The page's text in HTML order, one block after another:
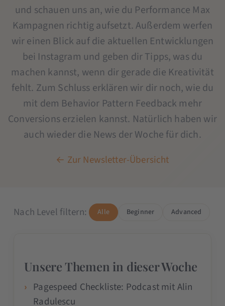
und schauen uns an, wie du Performance Max
Kampagnen richtig aufsetzt. Außerdem werfen
wir einen Blick auf die aktuellen Entwicklungen
bei Instagram und geben dir Tipps, was du
machen kannst, wenn dir gerade die Kreativität
fehlt. Zum Schluss erklären wir dir noch, wie du
mit dem Behavior Pattern Feedback mehr
Conversions erzielen kannst. Natürlich haben wir
auch wieder die News der Woche für dich.
← Zur Newsletter-Übersicht
Nach Level filtern: Alle Beginner Advanced
Unsere Themen in dieser Woche
Pagespeed Checkliste: Podcast mit Alin
Radulescu